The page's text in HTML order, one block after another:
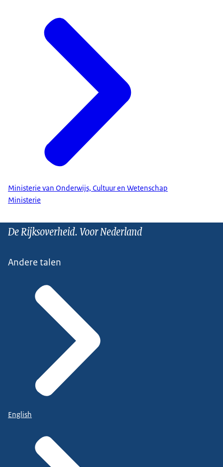
Ministerie van Onderwijs, Cultuur en Wetenschap
Ministerie
De Rijksoverheid. Voor Nederland
Andere talen
English